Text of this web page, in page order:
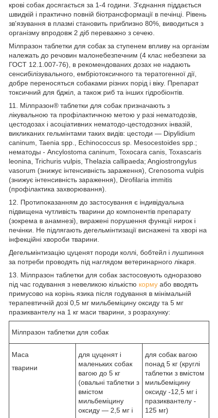
крові собак досягається за 1-4 години. З'єднання піддається
швидкій і практично повній біотрансформації в печінці. Рівень
зв'язування в плазмі становить приблизно 80%, виводиться з
організму впродовж 2 діб переважно з сечею.
Мілпразон таблетки для собак за ступенем впливу на організм
належать до речовин малонебезпечним (4 клас небезпеки за
ГОСТ 12.1.007-76), в рекомендованих дозах не надають
сенсибілізувального, ембріотоксичного та тератогенної дії,
добре переносяться собаками різних порід і віку. Препарат
токсичний для бджіл, а також риб та інших гідробіонтів.
11. Мілпразон® таблетки для собак призначають з
лікувальною та профілактичною метою у разі нематодозів,
цестодозах і асоціативних нематодо-цестодозних інвазій,
викликаних гельмінтами таких видів: цестоди — Dipylidium
caninum, Taenia spp., Echinococcus sp. Mesocestoides spp.;
нематоды - Ancylostoma caninum, Toxocara canis, Toxascaris
leonina, Trichuris vulpis, Thelazia callipaeda; Angiostrongylus
vasorum (знижує інтенсивність зараження), Crenosoma vulpis
(знижує інтенсивність зараження), Dirofilaria immitis
(профілактика захворювання).
12. Протипоказанням до застосування є індивідуальна
підвищена чутливість тварини до компонентів препарату
(зокрема в анамнезі), виражені порушення функції нирок і
печінки. Не підлягають дегельмінтизації виснажені та хворі на
інфекційні хвороби тварини.
Дегельмінтизацію цуценят породи коллі, бобтейл і лушпиння
за потреби проводять під наглядом ветеринарного лікаря.
13. Мілпразон таблетки для собак застосовують одноразово
під час годування з невеликою кількістю корму або вводять
примусово на корінь язика після годування в мінімальній
терапевтичній дозі 0,5 мг мильбеміцину оксиду та 5 мг
празиквантелу на 1 кг маси тварини, з розрахунку:
Мілпразон таблетки для собак
Маса
тварини
для цуценят і
маленьких собак
вагою до 5 кг
(овальні таблетки з
вмістом
мильбеміцину
оксиду — 2,5 мг і
для собак вагою
понад 5 кг (круглі
таблетки з вмістом
мильбеміцину
оксиду -12,5 мг і
празиквантелу -
125 мг)